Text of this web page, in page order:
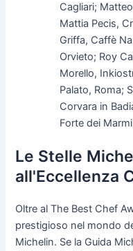
Cagliari;
Mattia Pecis,
Griffa, Caffè
Orvieto; Roy
Morello,
Palato, Roma;
Corvara in
Forte dei
Le Stelle
all'Eccellenza
Oltre al The Best Chef
prestigioso nel mondo
Michelin. Se la Guida